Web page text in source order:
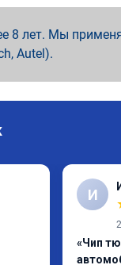
лет. Мы
Autel).
И
«Чип